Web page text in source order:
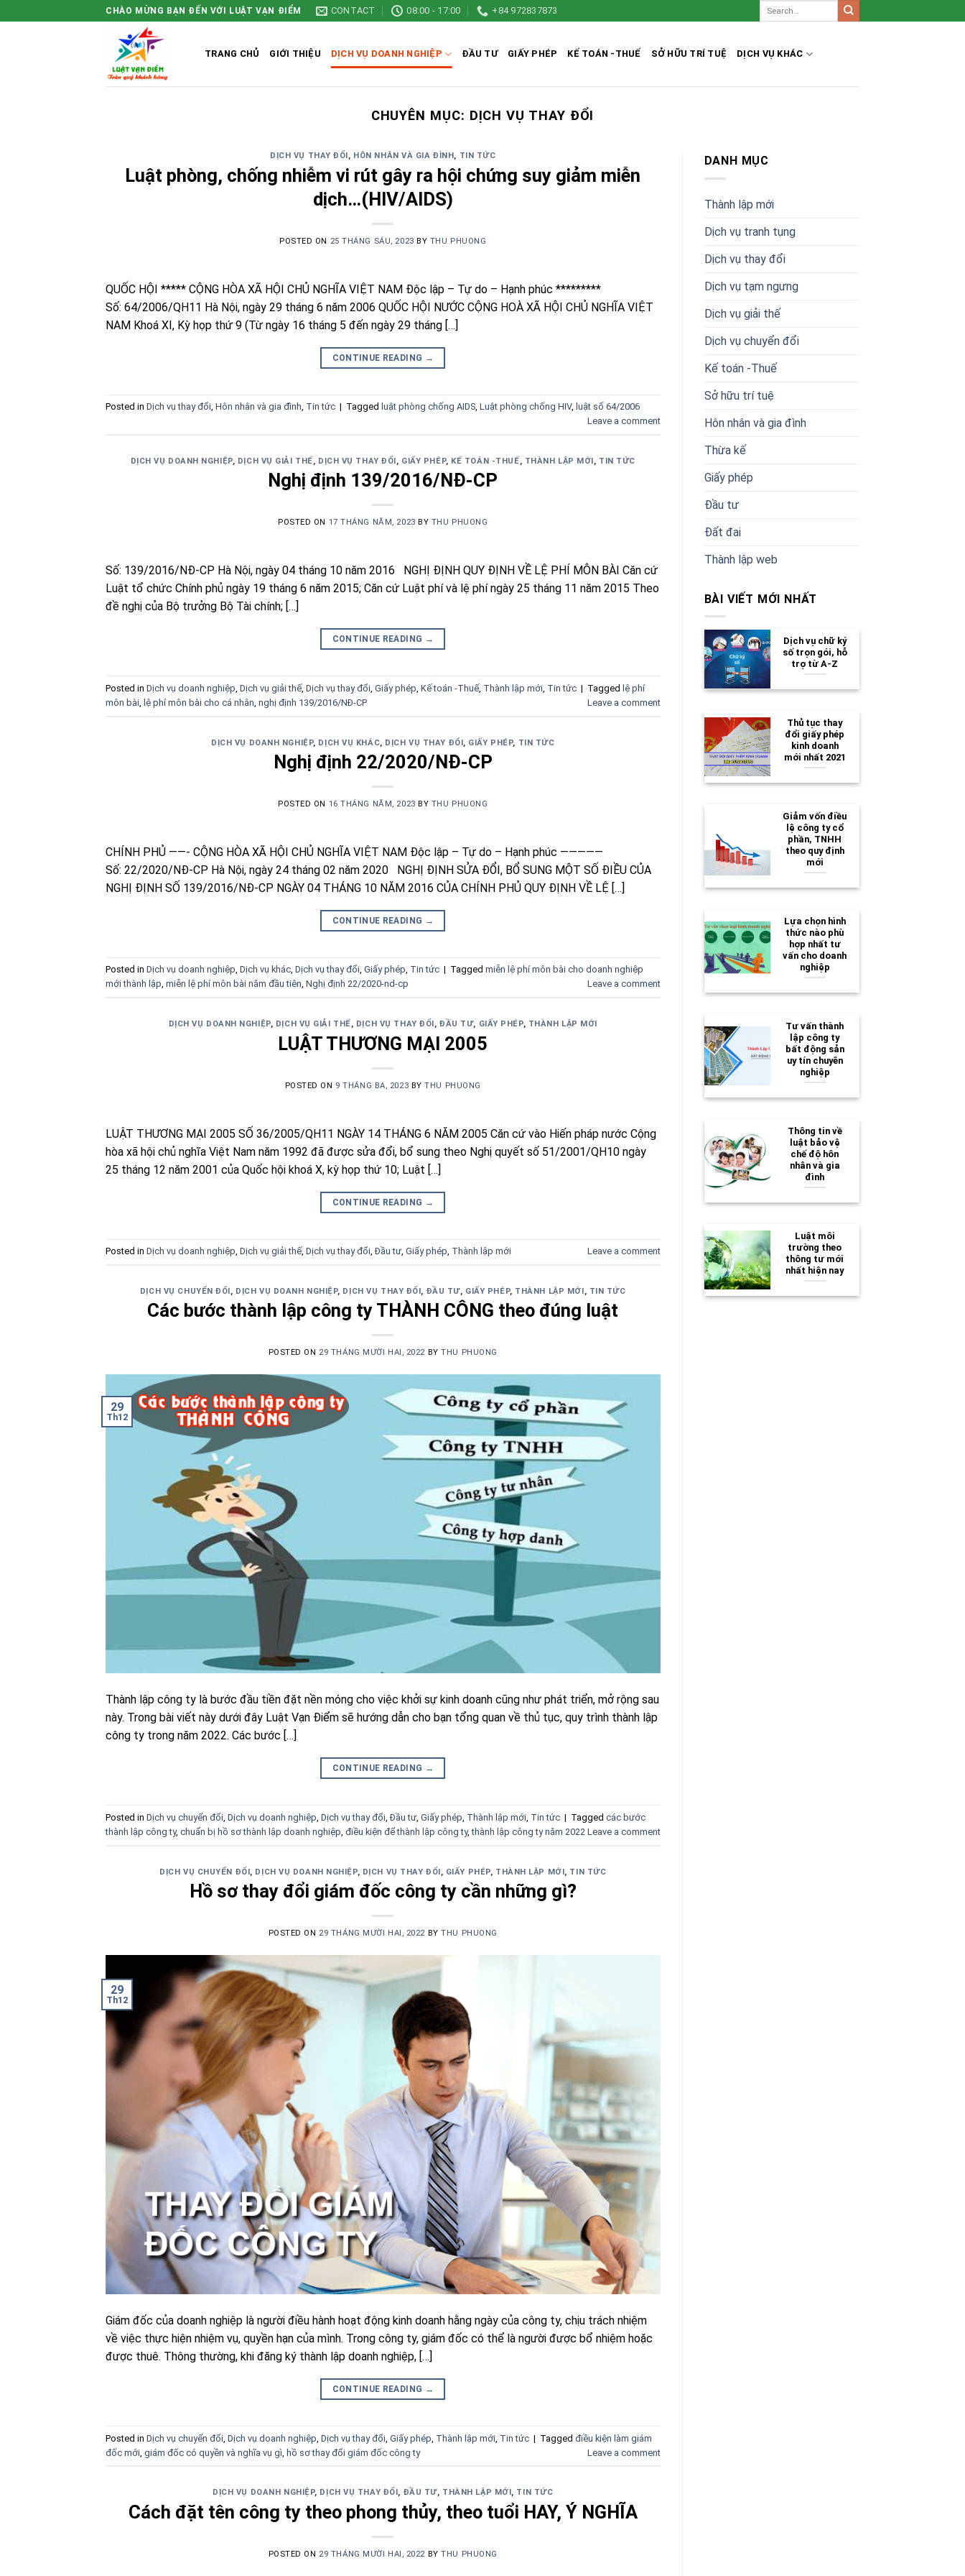
to
CHÀO MỪNG BẠN ĐẾN VỚI LUẬT VẠN ĐIỂM CONTACT 08:00 - 17:00 +84 972837873
TRANG CHỦ GIỚI THIỆU DỊCH VỤ DOANH NGHIỆP ĐẦU TƯ GIẤY PHÉP KẾ TOÁN -THUẾ SỞ HỮU TRÍ TUỆ DỊCH VỤ KHÁC
CHUYÊN MỤC: DỊCH VỤ THAY ĐỔI
DỊCH VỤ THAY ĐỔI , HÔN NHÂN VÀ GIA ĐÌNH , TIN TỨC
Luật phòng, chống nhiễm vi rút gây ra hội chứng suy giảm miễn
dịch…(HIV/AIDS)
POSTED ON 25 THÁNG SÁU, 2023 BY THU PHUONG
QUỐC HỘI ***** CỘNG HÒA XÃ HỘI CHỦ NGHĨA VIỆT NAM Độc lập – Tự do – Hạnh phúc *********
Số: 64/2006/QH11 Hà Nội, ngày 29 tháng 6 năm 2006 QUỐC HỘI NƯỚC CỘNG HOÀ XÃ HỘI CHỦ NGHĨA VIỆT
NAM Khoá XI, Kỳ họp thứ 9 (Từ ngày 16 tháng 5 đến ngày 29 tháng […]
CONTINUE READING →
Posted in Dịch vụ thay đổi, Hôn nhân và gia đình, Tin tức | Tagged luật phòng chống AIDS, Luật phòng chống HIV, luật số 64/2006
Leave a comment
DỊCH VỤ DOANH NGHIỆP, DỊCH VỤ GIẢI THẾ, DỊCH VỤ THAY ĐỔI, GIẤY PHÉP, KẾ TOÁN -THUẾ, THÀNH LẬP MỚI, TIN TỨC
Nghị định 139/2016/NĐ-CP
POSTED ON 17 THÁNG NĂM, 2023 BY THU PHUONG
Số: 139/2016/NĐ-CP Hà Nội, ngày 04 tháng 10 năm 2016 NGHỊ ĐỊNH QUY ĐỊNH VỀ LỆ PHÍ MÔN BÀI Căn cứ
Luật tổ chức Chính phủ ngày 19 tháng 6 năm 2015; Căn cứ Luật phí và lệ phí ngày 25 tháng 11 năm 2015 Theo
đề nghị của Bộ trưởng Bộ Tài chính; […]
CONTINUE READING →
Posted in Dịch vụ doanh nghiệp Dịch vụ giải thế Dịch vụ thay đổi Giấy phép Kế toán -Thuế Thành lập mới Tin tức | Tagged lệ phí
môn bài
lệ phí môn bài cho cá nhân nghị định 139/2016/NĐ-CP Leave a comment
DỊCH VỤ DOANH NGHIỆP, DỊCH VỤ KHÁC DỊCH VỤ THAY ĐỔI GIẤY PHÉP, TIN TỨC
Nghị định 22/2020/NĐ-CP
POSTED ON 16 THÁNG NĂM, 2023 BY THU PHUONG
CHÍNH PHỦ ——- CỘNG HÒA XÃ HỘI CHỦ NGHĨA VIỆT NAM Độc lập – Tự do – Hạnh phúc —————
Số: 22/2020/NĐ-CP Hà Nội, ngày 24 tháng 02 năm 2020 NGHỊ ĐỊNH SỬA ĐỔI, BỔ SUNG MỘT SỐ ĐIỀU CỦA
NGHỊ ĐỊNH SỐ 139/2016/NĐ-CP NGÀY 04 THÁNG 10 NĂM 2016 CỦA CHÍNH PHỦ QUY ĐỊNH VỀ LỆ […]
CONTINUE READING →
Posted in Dịch vụ doanh nghiệp, Dịch vụ khác, Dịch vụ thay đổi, Giấy phép, Tin tức | Tagged miễn lệ phí môn bài cho doanh nghiệp
mới thành lập, miễn lệ phí môn bài năm đầu tiên, Nghị định 22/2020-nd-cp Leave a comment
DỊCH VỤ DOANH NGHIỆP, DỊCH VỤ GIẢI THẾ, DỊCH VỤ THAY ĐỔI ,ĐẦU TƯ, GIẤY PHÉP, THÀNH LẬP MỚI
LUẬT THƯƠNG MẠI 2005
POSTED ON 9 THÁNG BA, 2023 BYTHU PHUONG
LUẬT THƯƠNG MẠI 2005 SỐ 36/2005/QH11 NGÀY 14 THÁNG 6 NĂM 2005 Căn cứ vào Hiến pháp nước Cộng
hòa xã hội chủ nghĩa Việt Nam năm 1992 đã được sửa đổi, bổ sung theo Nghị quyết số 51/2001/QH10 ngày
25 tháng 12 năm 2001 của Quốc hội khoá X, kỳ họp thứ 10; Luật […]
CONTINUE READING →
Posted in Dịch vụ doanh nghiệp, Dịch vụ giải thế, Dịch vụ thay đổi,Đầu tư, Giấy phép, Thành lập mới Leave a comment
DỊCH VỤ CHUYỂN ĐỔI, DỊCH VỤ DOANH NGHIỆP, DỊCH VỤ THAY ĐỔI, ĐẦU TƯ, GIẤY PHÉP, THÀNH LẬP MỚI, TIN TỨC
Các bước thành lập công ty THÀNH CÔNG theo đúng luật
POSTED ON 29 THÁNG MƯỜI HAI, 2022 BYTHU PHUONG
29
Th12
Thành lập công ty là bước đầu tiền đặt nền móng cho việc khởi sự kinh doanh cũng như phát triển, mở rộng sau
này. Trong bài viết này dưới đây Luật Vạn Điểm sẽ hướng dẫn cho bạn tổng quan về thủ tục, quy trình thành lập
công ty trong năm 2022. Các bước […]
CONTINUE READING →
Posted in Dịch vụ chuyển đổi Dịch vụ doanh nghiệp Dịch vụ thay đổi ,Đầu tư Giấy phép Thành lập mới Tin tức | Tagged các bước
thành lập công ty, chuẩn bị hồ sơ thành lập doanh nghiệp điều kiện để thành lập công ty,thành lập công ty năm 2022 Leave a comment
DỊCH VỤ CHUYỂN ĐỔI DỊCH VỤ DOANH NGHIỆP, DỊCH VỤ THAY ĐỔI GIẤY PHÉP, THÀNH LẬP MỚI TIN TỨC
Hồ sơ thay đổi giám đốc công ty cần những gì?
POSTED ON 29 THÁNG MƯỜI HAI, 2022 BYTHU PHUONG
29
Th12
Giám đốc của doanh nghiệp là người điều hành hoạt động kinh doanh hằng ngày của công ty, chịu trách nhiệm
về việc thực hiện nhiệm vụ, quyền hạn của mình. Trong công ty, giám đốc có thể là người được bổ nhiệm hoặc
được thuê. Thông thường, khi đăng ký thành lập doanh nghiệp, […]
CONTINUE READING →
Posted in Dịch vụ chuyển đổi Dịch vụ doanh nghiệp Dịch vụ thay đổi Giấy phép Thành lập mới Tin tức | Tagged điều kiện làm giám
đốc mới giám đốc có quyền và nghĩa vụ gì hồ sơ thay đổi giám đốc công ty Leave a comment
DỊCH VỤ DOANH NGHIỆP, DỊCH VỤ THAY ĐỔI , ĐẦU TƯ, THÀNH LẬP MỚI , TIN TỨC
Cách đặt tên công ty theo phong thủy, theo tuổi HAY, Ý NGHĨA
POSTED ON 29 THÁNG MƯỜI HAI, 2022 BYTHU PHUONG
DANH MỤC
Thành lập mới
Dịch vụ tranh tụng
Dịch vụ thay đổi
Dịch vụ tạm ngưng
Dịch vụ giải thế
Dịch vụ chuyển đổi
Kế toán -Thuế
Sở hữu trí tuệ
Hôn nhân và gia đình
Thừa kế
Giấy phép
Đầu tư
Đất đai
Thành lập web
BÀI VIẾT MỚI NHẤT
Dịch vụ chữ ký
số trọn gói, hỗ
trợ từ A-Z
Thủ tục thay
đổi giấy phép
kinh doanh
mới nhất 2021
Giảm vốn điều
lệ công ty cổ
phần, TNHH
theo quy định
mới
Lựa chọn hình
thức nào phù
hợp nhất tư
vấn cho doanh
nghiệp
Tư vấn thành
lập công ty
bất động sản
uy tín chuyên
nghiệp
Thông tin về
luật bảo vệ
chế độ hôn
nhân và gia
đình
Luật môi
trường theo
thông tư mới
nhất hiện nay